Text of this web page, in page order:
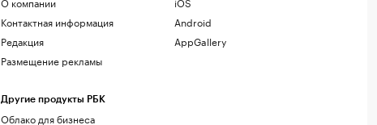
Контактная информация
Редакция
Размещение рекламы
Другие продукты РБК
Облако для бизнеса
Android
AppGallery